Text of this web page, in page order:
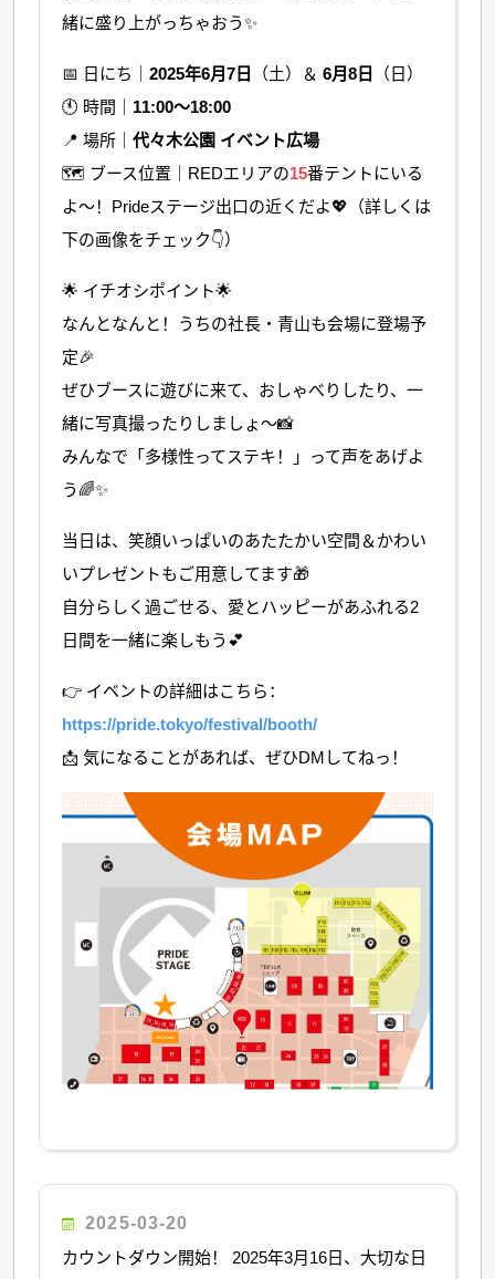
緒に盛り上がっちゃおう✨
📅 日にち｜ 2025年6月7日 （土）＆ 6月8日
（日）
🕚 時間｜ 11:00〜18:00
📍 場所｜ 代々木公園 イベント広場
🗺 ブース位置｜REDエリアの15番テントにいる
よ〜！Prideステージ出口の近くだよ💖（詳しくは
下の画像をチェック👇）
🌟 イチオシポイント🌟
なんとなんと！うちの社長・青山も会場に登場予
定🎉
ぜひブースに遊びに来て、おしゃべりしたり、一
緒に写真撮ったりしましょ〜📸
みんなで「多様性ってステキ！」って声をあげよ
う🌈✨
当日は、笑顔いっぱいのあたたかい空間＆かわい
いプレゼントもご用意してます🎁
自分らしく過ごせる、愛とハッピーがあふれる2
日間を一緒に楽しもう💕
👉 イベントの詳細はこちら：
https://pride.tokyo/festival/booth/
📩 気になることがあれば、ぜひDMしてねっ！
2025-03-20
‌カウントダウン開始！ 2025年3月16日、大切な日